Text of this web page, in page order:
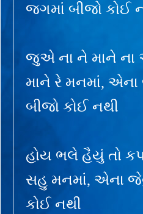
જગમાં બીજો કોઈ
જુએ ના ને માને ના
માને રે મનમાં,
બીજો કોઈ નથી
હોય ભલે હૈયું તો
સહુ મનમાં, એના
કોઈ નથી